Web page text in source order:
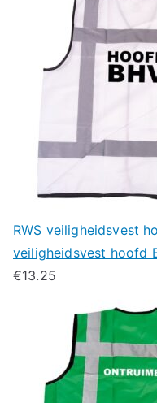
RWS veiligheidsvest
veiligheidsvest hoofd
€13.25